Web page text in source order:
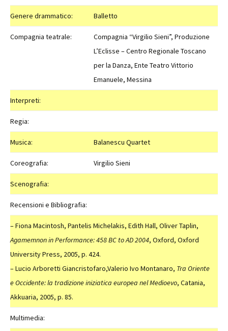
Genere drammatico: Balletto
Compagnia teatrale:
Compagnia “Virgilio Sieni”, Produzione
L’Eclisse – Centro Regionale Toscano
per la Danza, Ente Teatro Vittorio
Emanuele, Messina
Interpreti:
Regia:
Musica: Balanescu Quartet
Coreografia: Virgilio Sieni
Scenografia:
Recensioni e Bibliografia:
– Fiona Macintosh, Pantelis Michelakis, Edith Hall, Oliver Taplin,
Agamemnon in Performance: 458 BC to AD 2004, Oxford, Oxford
University Press, 2005, p. 424.
– Lucio Arboretti Giancristofaro,Valerio Ivo Montanaro, Tra Oriente
e Occidente: la tradizione iniziatica europea nel Medioevo, Catania,
Akkuaria, 2005, p. 85.
Multimedia: